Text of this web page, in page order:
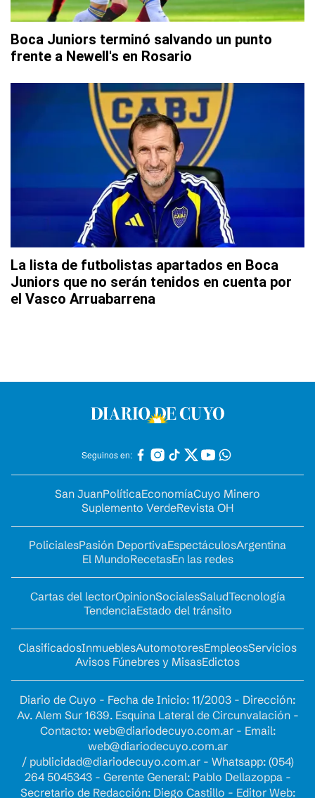
Boca Juniors terminó salvando un punto
frente a Newell's en Rosario
La lista de futbolistas apartados en Boca
Juniors que no serán tenidos en cuenta por
el Vasco Arruabarrena
Seguinos en:
San JuanPolíticaEconomíaCuyo Minero
Suplemento VerdeRevista OH
PolicialesPasión DeportivaEspectáculosArgentina
El MundoRecetasEn las redes
Cartas del lectorOpinionSocialesSaludTecnología
TendenciaEstado del tránsito
ClasificadosInmueblesAutomotoresEmpleosServicios
Avisos Fúnebres y MisasEdictos
Diario de Cuyo - Fecha de Inicio: 11/2003 - Dirección:
Av. Alem Sur 1639. Esquina Lateral de Circunvalación -
Contacto: web@diariodecuyo.com.ar- Email:
web@diariodecuyo.com.ar
/ publicidad@diariodecuyo.com.ar- Whatsapp: (054)
264 5045343 - Gerente General: Pablo Dellazoppa -
Secretario de Redacción: Diego Castillo - Editor Web: